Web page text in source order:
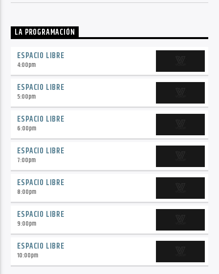
LA PROGRAMACIÓN
ESPACIO LIBRE
4:00pm
ESPACIO LIBRE
5:00pm
ESPACIO LIBRE
6:00pm
ESPACIO LIBRE
7:00pm
ESPACIO LIBRE
8:00pm
ESPACIO LIBRE
9:00pm
ESPACIO LIBRE
10:00pm